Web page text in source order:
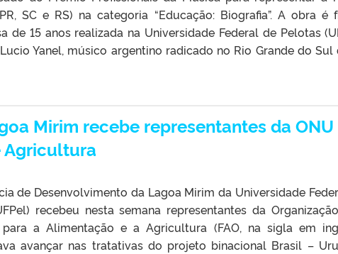
SC e RS) na categoria “Educação: Biografia”. A obra
de 15 anos realizada na Universidade Federal de Pelotas
Yanel, músico argentino radicado no Rio Grande do Sul
Mirim recebe representantes da
Agricultura
de Desenvolvimento da Lagoa Mirim da Universidade
recebeu nesta semana representantes da
para a Alimentação e a Agricultura (FAO, na sigla em
avançar nas tratativas do projeto binacional Brasil –